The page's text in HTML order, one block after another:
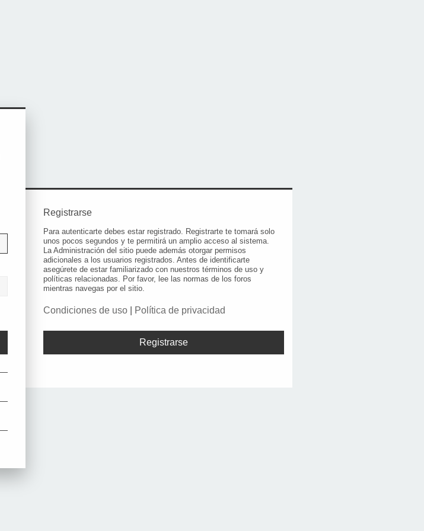
Registrarse
Para autenticarte debes estar registrado. Registrarte te tomará solo
unos pocos segundos y te permitirá un amplio acceso al sistema.
La Administración del sitio puede además otorgar permisos
adicionales a los usuarios registrados. Antes de identificarte
asegúrete de estar familiarizado con nuestros términos de uso y
políticas relacionadas. Por favor, lee las normas de los foros
mientras navegas por el sitio.
Condiciones de uso Política de privacidad
Registrarse